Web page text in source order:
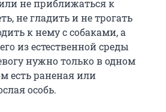
не приближаться к
не гладить и не трогать
к нему с собаками, а
из естественной среды
нужно только в одном
есть раненая или
особь.